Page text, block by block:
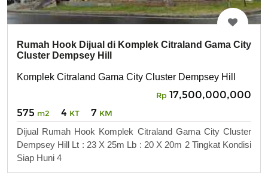
Rumah Hook Dijual di Komplek Citraland Gama City
Cluster Dempsey Hill
Komplek Citraland Gama City Cluster Dempsey Hill
Rp 17,500,000,000
575 m2 4 KT 7 KM
Dijual Rumah Hook Komplek Citraland Gama City Cluster
Dempsey Hill Lt : 23 X 25m Lb : 20 X 20m 2 Tingkat Kondisi
Siap Huni 4